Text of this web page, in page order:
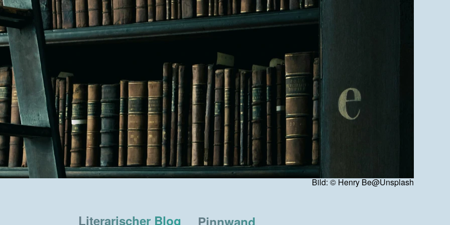
Bild: © Henry Be@Unsplash
Literarischer Blog Pinnwand